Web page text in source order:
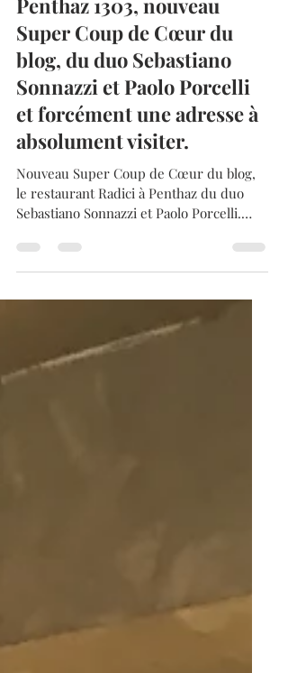
Le restaurant Radici à
Penthaz 1303, nouveau
Super Coup de Cœur du
blog, du duo Sebastiano
Sonnazzi et Paolo Porcelli
et forcément une adresse à
absolument visiter.
Nouveau Super Coup de Cœur du blog,
Sebastiano Sonnazzi et Paolo Porcelli.
Repas du 3.12.2024. Je...